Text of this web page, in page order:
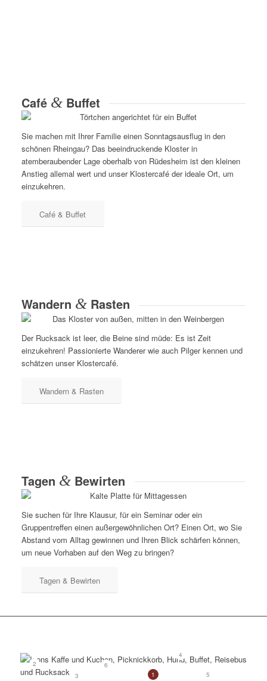
Café &Buffet
Sie machen mit Ihrer Familie einen Sonntagsausflug in den
schönen Rheingau? Das beeindruckende Kloster in
atemberaubender Lage oberhalb von Rüdesheim ist den kleinen
Anstieg allemal wert und unser Klostercafé der ideale Ort, um
einzukehren.
Café & Buffet
Wandern &Rasten
Der Rucksack ist leer, die Beine sind müde: Es ist Zeit
einzukehren! Passionierte Wanderer wie auch Pilger kennen und
schätzen unser Klostercafé.
Wandern & Rasten
Tagen &Bewirten
Sie suchen für Ihre Klausur, für ein Seminar oder ein
Gruppentreffen einen außergewöhnlichen Ort? Einen Ort, wo Sie
Abstand vom Alltag gewinnen und Ihren Blick schärfen können,
um neue Vorhaben auf den Weg zu bringen?
Tagen & Bewirten
1
2
3
4
5
6